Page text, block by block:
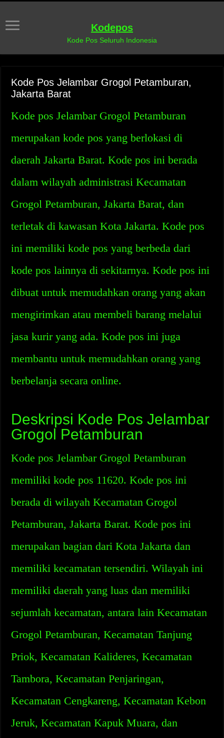
Kodepos
Kode Pos Seluruh Indonesia
Kode Pos Jelambar Grogol Petamburan,
Jakarta Barat
Kode pos Jelambar Grogol Petamburan
merupakan kode pos yang berlokasi di
daerah Jakarta Barat. Kode pos ini berada
dalam wilayah administrasi Kecamatan
Grogol Petamburan, Jakarta Barat, dan
terletak di kawasan Kota Jakarta. Kode pos
ini memiliki kode pos yang berbeda dari
kode pos lainnya di sekitarnya. Kode pos ini
dibuat untuk memudahkan orang yang akan
mengirimkan atau membeli barang melalui
jasa kurir yang ada. Kode pos ini juga
membantu untuk memudahkan orang yang
berbelanja secara online.
Deskripsi Kode Pos Jelambar
Grogol Petamburan
Kode pos Jelambar Grogol Petamburan
memiliki kode pos 11620. Kode pos ini
berada di wilayah Kecamatan Grogol
Petamburan, Jakarta Barat. Kode pos ini
merupakan bagian dari Kota Jakarta dan
memiliki kecamatan tersendiri. Wilayah ini
memiliki daerah yang luas dan memiliki
sejumlah kecamatan, antara lain Kecamatan
Grogol Petamburan, Kecamatan Tanjung
Priok, Kecamatan Kalideres, Kecamatan
Tambora, Kecamatan Penjaringan,
Kecamatan Cengkareng, Kecamatan Kebon
Jeruk, Kecamatan Kapuk Muara, dan